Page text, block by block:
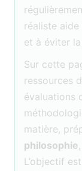
réaliste
et à éviter
Sur cette
ressources
évaluations
matière,
philosophie
L’objectif